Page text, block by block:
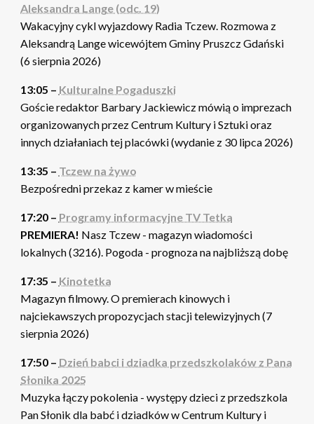
Aleksandra Lange (odc. 19)
Wakacyjny cykl wyjazdowy Radia Tczew. Rozmowa z
Aleksandrą Lange wicewójtem Gminy Pruszcz Gdański
(6 sierpnia 2026)
13:05 – Kulturalne Pogaduszki
Goście redaktor Barbary Jackiewicz mówią o imprezach
organizowanych przez Centrum Kultury i Sztuki oraz
innych działaniach tej placówki (wydanie z 30 lipca 2026)
13:35 – Tczew na żywo
Bezpośredni przekaz z kamer w mieście
17:20 – Programy informacyjne TV Tetka
PREMIERA! Nasz Tczew - magazyn wiadomości
lokalnych (3216). Pogoda - prognoza na najbliższą dobę
17:35 – Kinotetka
Magazyn filmowy. O premierach kinowych i
najciekawszych propozycjach stacji telewizyjnych (7
sierpnia 2026)
17:50 – Dzień babci i dziadka przedszkolaków z Pana
Słonika 2025
Muzyka łączy pokolenia - występy dzieci z przedszkola
Pan Słonik dla babć i dziadków w Centrum Kultury i